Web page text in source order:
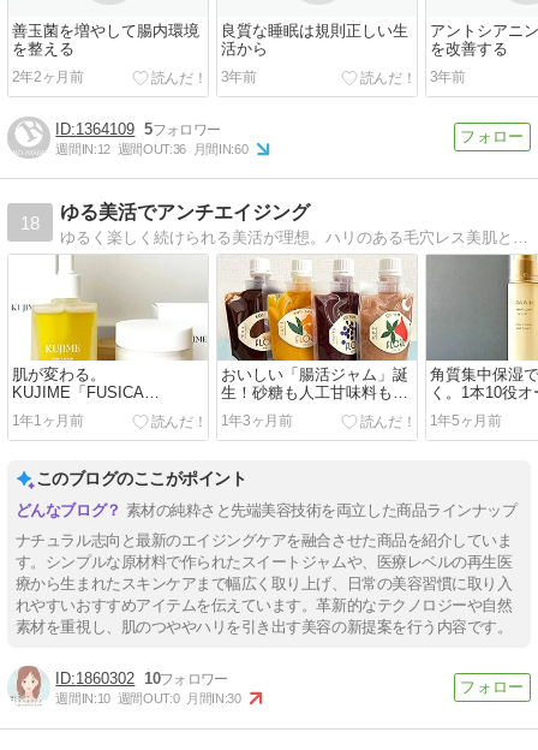
善玉菌を増やして腸内環境
を整える
2年2ヶ月前
良質な睡眠は規則正しい生
活から
3年前
アントシアニ
を改善する
3年前
1364109 5
週間IN:12 週間OUT:36 月間IN:60
18
ゆる美活でアンチエイジング
肌が変わる。
KUJIME「FUSICA
SERUM」と「FUSICA
CREAM」で極上の“ツヤハ
リもち肌”
1年1ヶ月前
おいしい「腸活ジャム」誕
生！砂糖も人工甘味料も使
ってない「FLORE KOJI
JAM - フローレ麹ジャム」
1年3ヶ月前
角質集中保湿
く。1本10役
ン美容液『ビ
ルホワイトリ
ム』
1年5ヶ月前
このブログのここがポイント
素材の純粋さと先端美容技術を両立した商品ラインナップ
ナチュラル志向と最新のエイジングケアを融合させた商品を紹介していま
す。シンプルな原材料で作られたスイートジャムや、医療レベルの再生医
療から生まれたスキンケアまで幅広く取り上げ、日常の美容習慣に取り入
れやすいおすすめアイテムを伝えています。革新的なテクノロジーや自然
素材を重視し、肌のつややハリを引き出す美容の新提案を行う内容です。
1860302 10
週間IN:10 週間OUT:0 月間IN:30